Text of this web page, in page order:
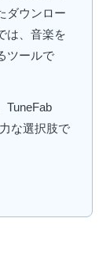
ダウンロー
は、音楽を
ツールで
TuneFab
な選択肢で